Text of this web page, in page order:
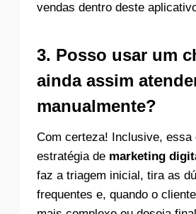
vendas dentro deste
3. Posso usar um
ainda assim
manualmente?
Com certeza! Inclusive, essa
estratégia de marketing
faz a triagem inicial, tira as
frequentes e, quando o